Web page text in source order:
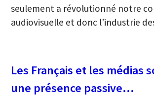
seulement a révolutionné notre
audiovisuelle et donc l’industrie
Les Français et les médias
une présence passive…